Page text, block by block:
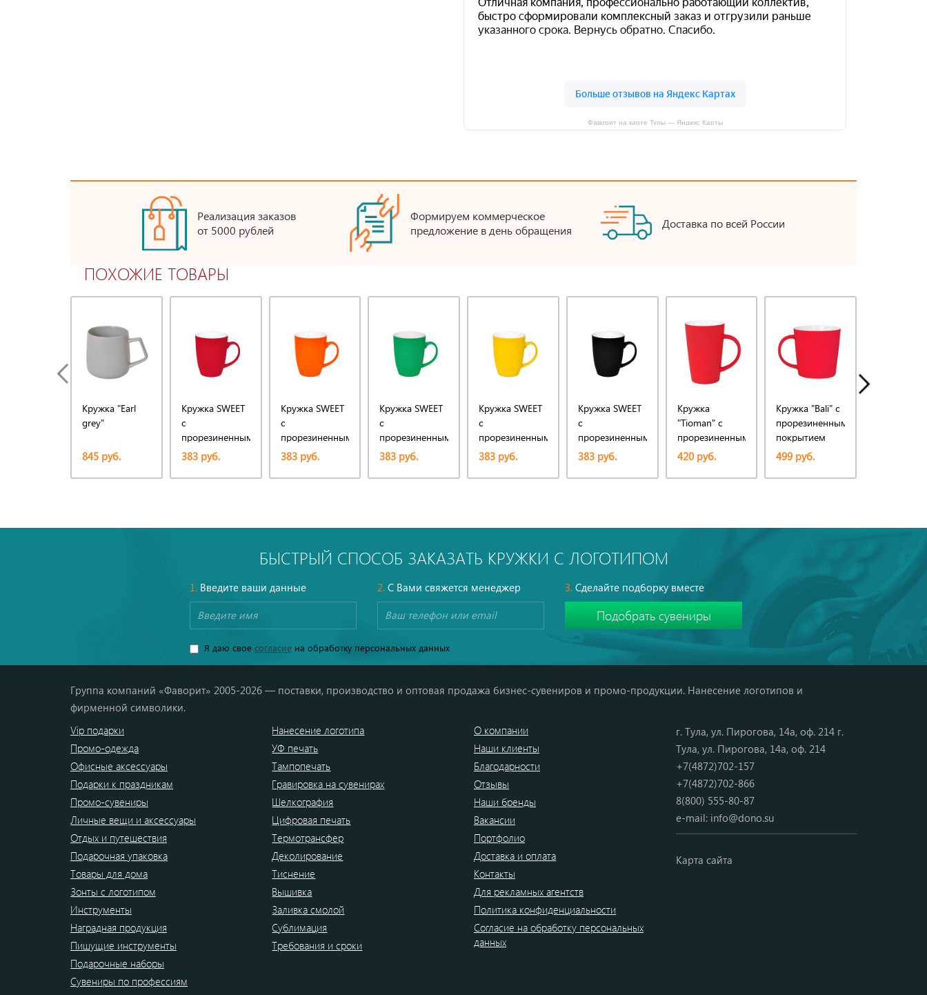
Фаворит на карте Тулы — Яндекс Карты
Реализация заказов
от 5000 рублей
Формируем коммерческое
предложение в день обращения
Доставка по всей России
ПОХОЖИЕ ТОВАРЫ
Кружка "Earl
grey"
845 руб.
Кружка SWEET
с
прорезиненным
покрытием
383 руб.
Кружка SWEET
с
прорезиненным
покрытием
383 руб.
Кружка SWEET
с
прорезиненным
покрытием
383 руб.
Кружка SWEET
с
прорезиненным
покрытием
383 руб.
Кружка SWEET
с
прорезиненным
покрытием
383 руб.
Кружка
"Tioman" с
прорезиненным
покрытием
420 руб.
Кружка "Bali" с
прорезиненным
покрытием
499 руб.
БЫСТРЫЙ СПОСОБ ЗАКАЗАТЬ КРУЖКИ С ЛОГОТИПОМ
1.Введите ваши данные 2.С Вами свяжется менеджер 3. Сделайте подборку вместе
Я даю свое согласиена обработку персональных данных
Группа компаний «Фаворит» 2005-2026 — поставки, производство и оптовая продажа бизнес-сувениров и промо-продукции. Нанесение логотипов и
фирменной символики.
Vip подарки
Промо-одежда
Офисные аксессуары
Подарки к праздникам
Промо-сувениры
Личные вещи и аксессуары
Отдых и путешествия
Подарочная упаковка
Товары для дома
Зонты с логотипом
Инструменты
Наградная продукция
Пишущие инструменты
Подарочные наборы
Сувениры по профессиям
Нанесение логотипа
УФ печать
Тампопечать
Гравировка на сувенирах
Шелкография
Цифровая печать
Термотрансфер
Деколирование
Тиснение
Вышивка
Заливка смолой
Сублимация
Требования и сроки
О компании
Наши клиенты
Благодарности
Отзывы
Наши бренды
Вакансии
Портфолио
Доставка и оплата
Контакты
Для рекламных агентств
Политика конфиденциальности
Согласие на обработку персональных
данных
г. Тула, ул. Пирогова, 14а, оф. 214 г.
Тула, ул. Пирогова, 14а, оф. 214
+7(4872)702-157
+7(4872)702-866
8(800) 555-80-87
e-mail: info@dono.su
Карта сайта